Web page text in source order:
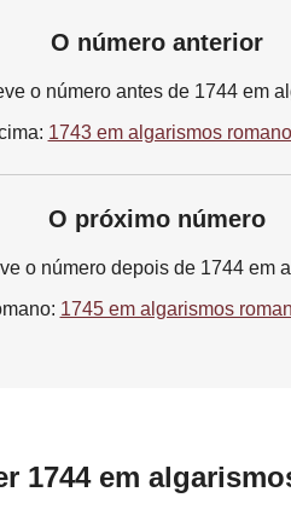
O número anterior
o número antes de 1744 em
1743 em algarismos
O próximo número
o número depois de 1744 em
1745 em algarismos
1744 em